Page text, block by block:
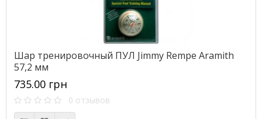
Шар тренировочный ПУЛ Jimmy Rempe Aramith
57,2 мм
735.00 грн
0 отзывов